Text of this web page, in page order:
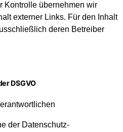
Kontrolle übernehmen wir
externer Links. Für den Inhalt
deren Betreiber
DSGVO
der Datenschutz-